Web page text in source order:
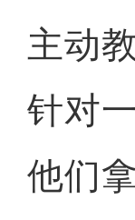
主动
针对
他们